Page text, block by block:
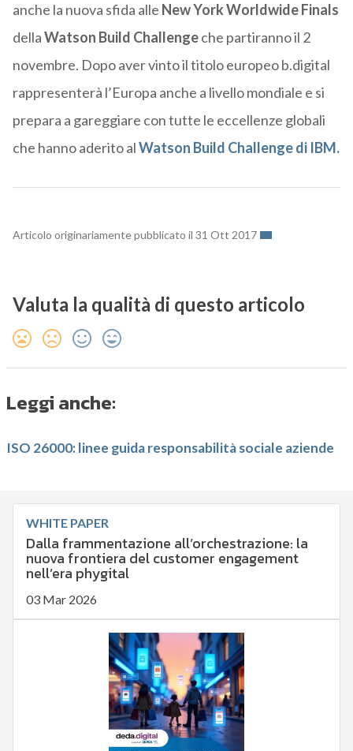
anche la nuova sfida alle New York Worldwide Finals
dellaWatson Build Challengeche partiranno il 2
novembre. Dopo aver vinto il titolo europeo b.digital
rappresenterà l’Europa anche a livello mondiale e si
prepara a gareggiare con tutte le eccellenze globali
che hanno aderito alWatson Build Challenge di IBM.
Articolo originariamente pubblicato il 31 Ott 2017
Valuta la qualità di questo articolo
Leggi anche:
ISO 26000: linee guida responsabilità sociale aziende
WHITE PAPER
Dalla frammentazione all’orchestrazione: la
nuova frontiera del customer engagement
nell’era phygital
03 Mar 2026